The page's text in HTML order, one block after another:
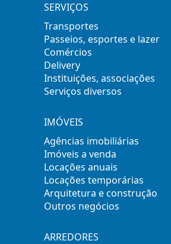
SERVIÇOS
Transportes
Passeios, esportes e lazer
Comércios
Delivery
Instituições, associações
Serviços diversos
IMÓVEIS
Agências imobiliárias
Imóveis a venda
Locações anuais
Locações temporárias
Arquitetura e construção
Outros negócios
ARREDORES